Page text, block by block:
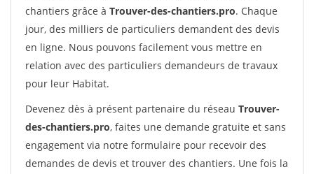
chantiers grâce à Trouver-des-chantiers.pro. Chaque
jour, des milliers de particuliers demandent des devis
en ligne. Nous pouvons facilement vous mettre en
relation avec des particuliers demandeurs de travaux
pour leur Habitat.
Devenez dès à présent partenaire du réseau Trouver-
des-chantiers.pro, faites une demande gratuite et sans
engagement via notre formulaire pour recevoir des
demandes de devis et trouver des chantiers. Une fois la